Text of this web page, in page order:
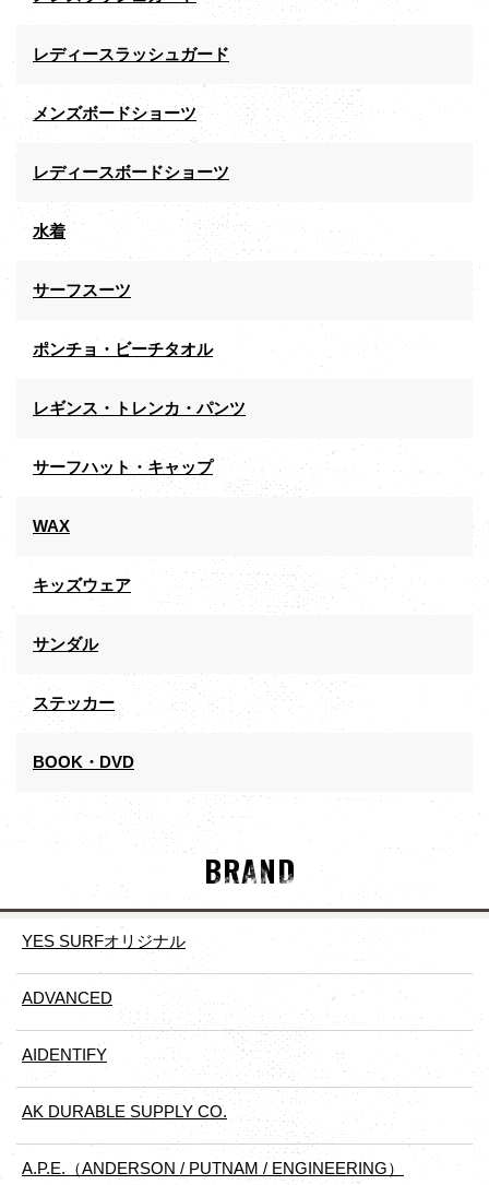
レディースラッシュガード
メンズボードショーツ
レディースボードショーツ
水着
サーフスーツ
ポンチョ・ビーチタオル
レギンス・トレンカ・パンツ
サーフハット・キャップ
WAX
キッズウェア
サンダル
ステッカー
BOOK・DVD
BRAND
YES SURFオリジナル
ADVANCED
AIDENTIFY
AK DURABLE SUPPLY CO.
A.P.E.（ANDERSON / PUTNAM / ENGINEERING）